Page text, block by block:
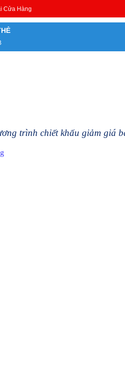
Cửa Hàng
trình chiết khấu giảm giá